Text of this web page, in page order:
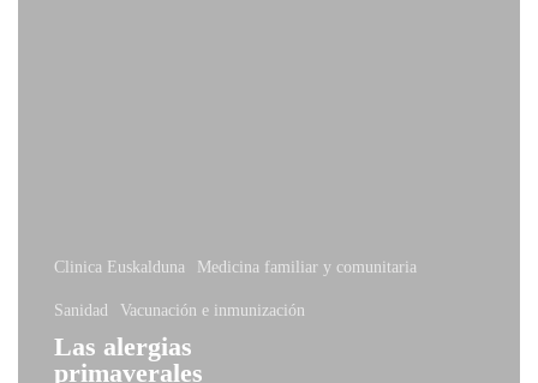
Clinica Euskalduna Medicina familiar y comunitaria
Sanidad Vacunación e inmunización
Las alergias
primaverales